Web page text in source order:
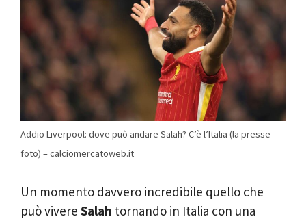
Addio Liverpool: dove può andare Salah? C’è l’Italia (la presse
foto) – calciomercatoweb.it
Un momento davvero incredibile quello che
può vivere Salah tornando in Italia con una